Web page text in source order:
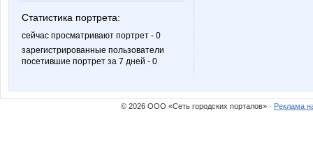
Статистика портрета:
сейчас просматривают портрет - 0
зарегистрированные пользователи
посетившие портрет за 7 дней - 0
© 2026 ООО «Сеть городских порталов» · Реклама